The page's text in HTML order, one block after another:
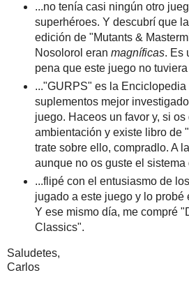
...no tenía casi ningún otro
superhéroes. Y descubrí que
edición de "Mutants &
Nosolorol eran magníficas. Es
pena que este juego no
..."GURPS" es la
suplementos mejor
juego. Haceos un favor y, si
ambientación y existe libro de
trate sobre ello, compradlo. A
aunque no os guste el sistema
...flipé con el entusiasmo de
jugado a este juego y lo probé
Y ese mismo día, me compré
Classics".
Saludetes,
Carlos